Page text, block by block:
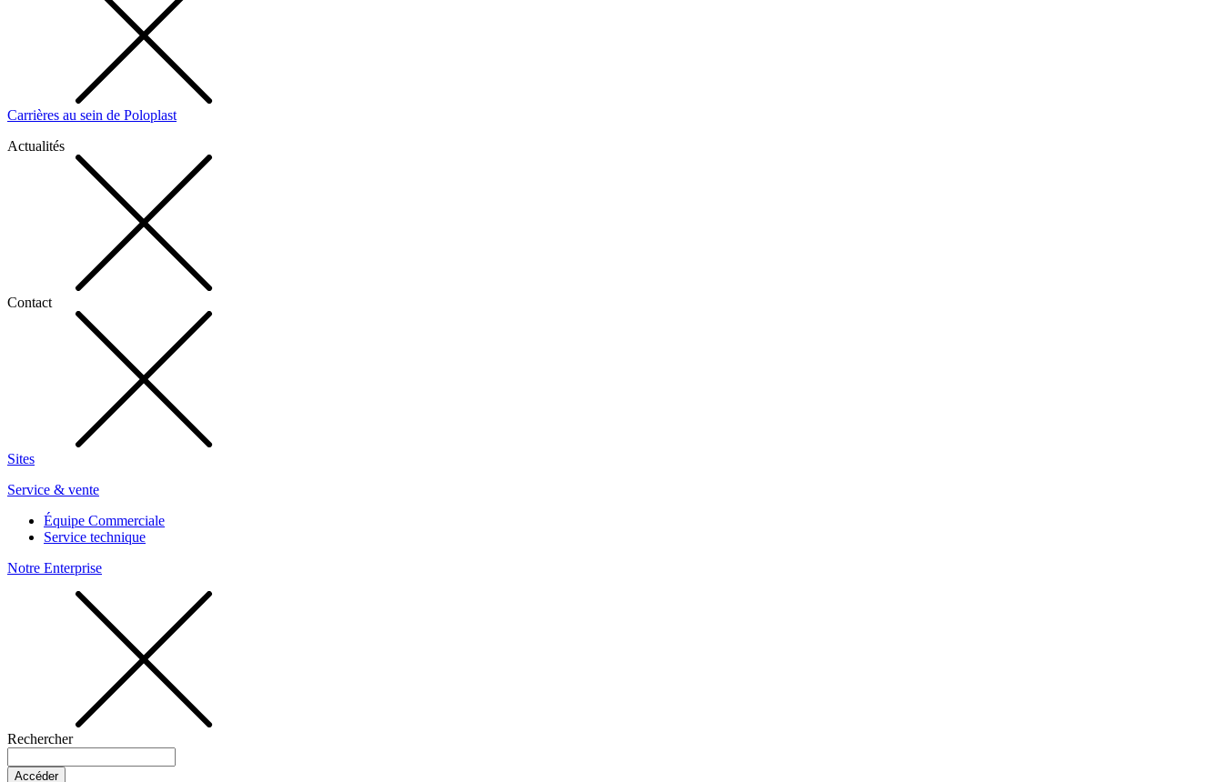
Carrières au sein de Poloplast
Actualités
Contact
Sites
Service & vente
Équipe Commerciale
Service technique
Notre Enterprise
Rechercher